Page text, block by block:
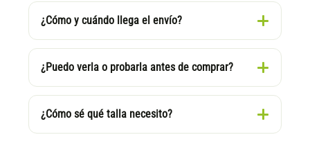
¿Cómo y cuándo llega el envío?
¿Puedo verla o probarla antes de comprar?
¿Cómo sé qué talla necesito?